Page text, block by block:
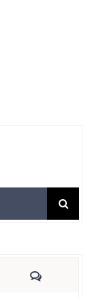
Comments